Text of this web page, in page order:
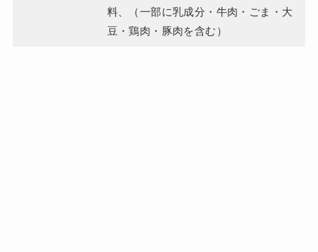
料、（一部に乳成分・牛肉・ごま・大
豆・鶏肉・豚肉を含む）